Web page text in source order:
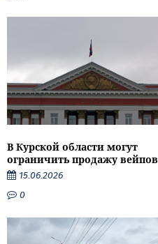
В Курской области могут
ограничить продажу вейпов
15.06.2026
0